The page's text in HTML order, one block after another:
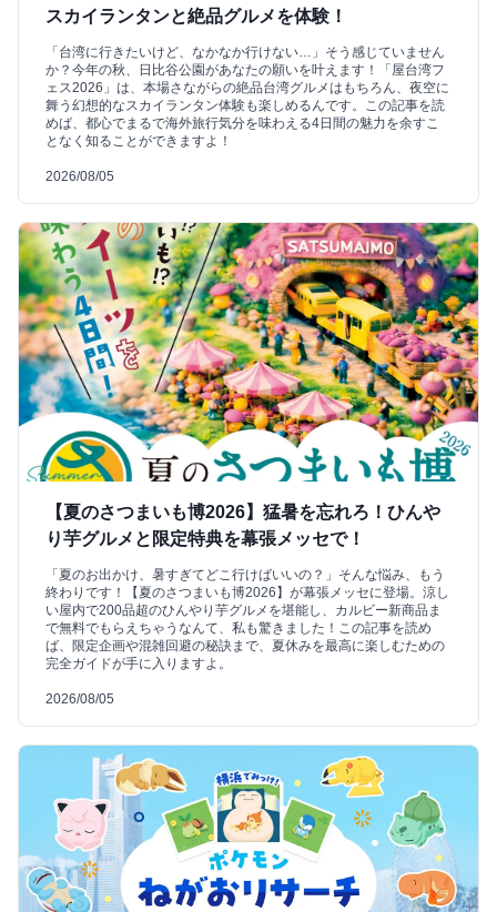
スカイランタンと絶品グルメを体験！
「台湾に行きたいけど、なかなか行けない…」そう感じていません
か？今年の秋、日比谷公園があなたの願いを叶えます！「屋台湾フ
ェス2026」は、本場さながらの絶品台湾グルメはもちろん、夜空に
舞う幻想的なスカイランタン体験も楽しめるんです。この記事を読
めば、都心でまるで海外旅行気分を味わえる4日間の魅力を余すこ
となく知ることができますよ！
2026/08/05
【夏のさつまいも博2026】猛暑を忘れろ！ひんや
り芋グルメと限定特典を幕張メッセで！
「夏のお出かけ、暑すぎてどこ行けばいいの？」そんな悩み、もう
終わりです！【夏のさつまいも博2026】が幕張メッセに登場。涼し
い屋内で200品超のひんやり芋グルメを堪能し、カルビー新商品ま
で無料でもらえちゃうなんて、私も驚きました！この記事を読め
ば、限定企画や混雑回避の秘訣まで、夏休みを最高に楽しむための
完全ガイドが手に入りますよ。
2026/08/05